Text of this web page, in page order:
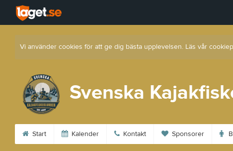
Vi använder cookies för att ge dig bästa upplevelsen. Läs vår
Svenska
Start Kalender Kontakt Sponsorer